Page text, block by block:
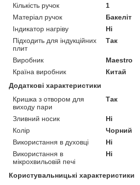
Кількість ручок
1
Матеріал ручок
Бакеліт
Індикатор нагріву
Ні
Підходить для індукційних
плит
Так
Виробник
Maestro
Країна виробник
Китай
Додаткові характеристики
Кришка з отвором для
виходу пари
Так
Зливний носик
Ні
Колір
Чорний
Використання в духовці
Ні
Використання в
мікрохвильовій печі
Ні
Користувальницькі характеристики